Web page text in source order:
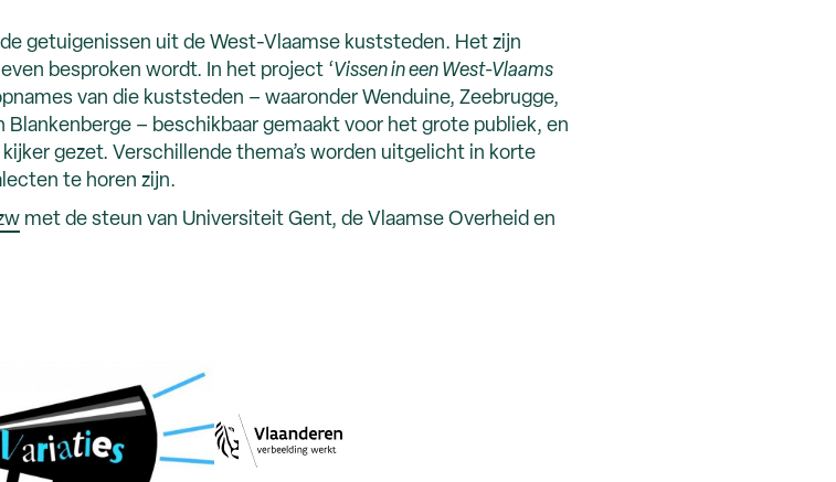
getuigenissen uit de West-Vlaamse kuststeden. Het zijn
besproken wordt. In het project ‘Vissen in een West-Vlaams
van die kuststeden – waaronder Wenduine, Zeebrugge,
– beschikbaar gemaakt voor het grote publiek, en
gezet. Verschillende thema’s worden uitgelicht in korte
te horen zijn.
met de steun van Universiteit Gent, de Vlaamse Overheid en